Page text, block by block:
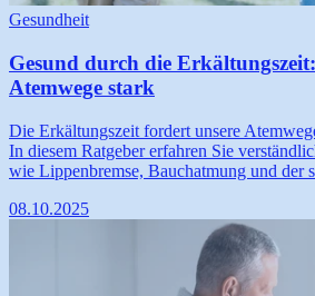
Gesundheit
Gesund durch die
Atemwege stark
Die Erkältungszeit fordert unsere
In diesem Ratgeber erfahren Sie
wie Lippenbremse, Bauchatmung und der
08.10.2025